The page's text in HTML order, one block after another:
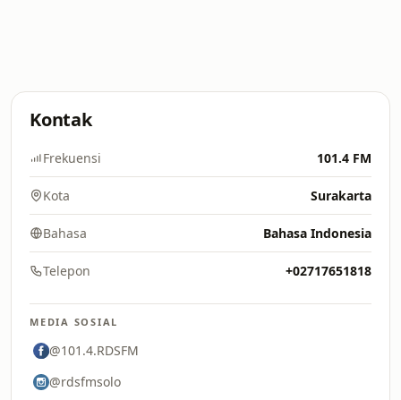
Kontak
Frekuensi 101.4 FM
Kota Surakarta
Bahasa Bahasa Indonesia
Telepon +02717651818
MEDIA SOSIAL
@101.4.RDSFM
@rdsfmsolo